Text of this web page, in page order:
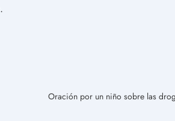
.
Oración por un niño sobre las